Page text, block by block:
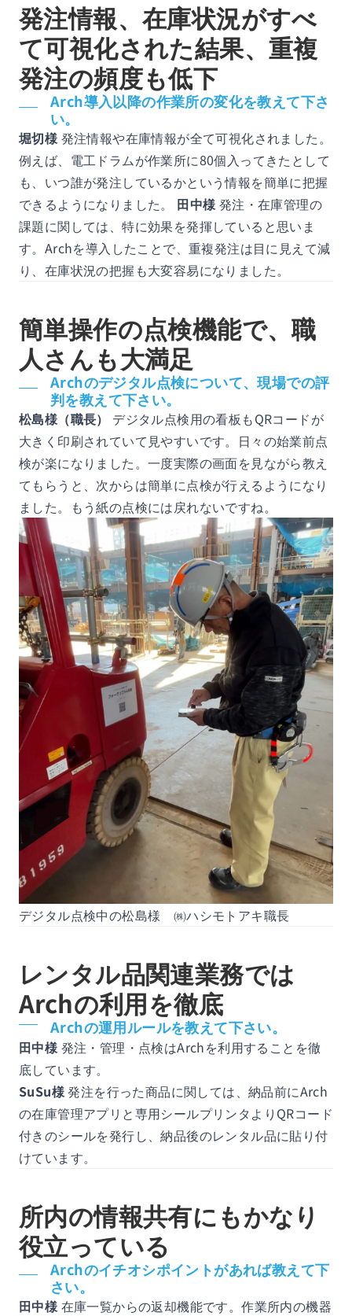
発注情報、在庫状況がすべ
て可視化された結果、重複
発注の頻度も低下
Arch導入以降の作業所の変化を教えて下さ
い。
堀切様発注情報や在庫情報が全て可視化されました。
例えば、電工ドラムが作業所に80個入ってきたとして
も、いつ誰が発注しているかという情報を簡単に把握
できるようになりました。 田中様発注・在庫管理の
課題に関しては、特に効果を発揮していると思いま
す。Archを導入したことで、重複発注は目に見えて減
り、在庫状況の把握も大変容易になりました。
簡単操作の点検機能で、職
人さんも大満足
Archのデジタル点検について、現場での評
判を教えて下さい。
松島様（職長）
デジタル点検用の看板もQRコードが
大きく印刷されていて見やすいです。日々の始業前点
検が楽になりました。一度実際の画面を見ながら教え
てもらうと、次からは簡単に点検が行えるようになり
ました。もう紙の点検には戻れないですね。
デジタル点検中の松島様 ㈱ハシモトアキ職長
レンタル品関連業務では
Archの利用を徹底
Archの運用ルールを教えて下さい。
田中様発注・管理・点検はArchを利用することを徹
底しています。
SuSu様発注を行った商品に関しては、納品前にArch
の在庫管理アプリと専用シールプリンタよりQRコード
付きのシールを発行し、納品後のレンタル品に貼り付
けています。
所内の情報共有にもかなり
役立っている
Archのイチオシポイントがあれば教えて下
さい。
田中様在庫一覧からの返却機能です。作業所内の機器